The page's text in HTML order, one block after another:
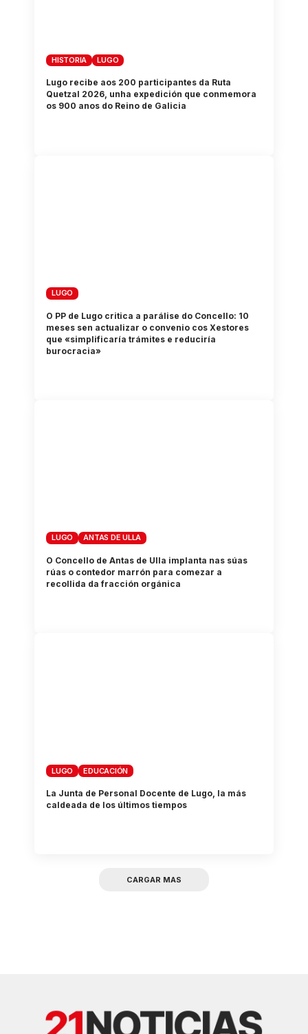
HISTORIA LUGO
Lugo recibe aos 200 participantes da Ruta
Quetzal 2026, unha expedición que conmemora
os 900 anos do Reino de Galicia
LUGO
O PP de Lugo critica a parálise do Concello: 10
meses sen actualizar o convenio cos Xestores
que «simplificaría trámites e reduciría
burocracia»
LUGO ANTAS DE ULLA
O Concello de Antas de Ulla implanta nas súas
rúas o contedor marrón para comezar a
recollida da fracción orgánica
LUGO EDUCACIÓN
La Junta de Personal Docente de Lugo, la más
caldeada de los últimos tiempos
CARGAR MAS